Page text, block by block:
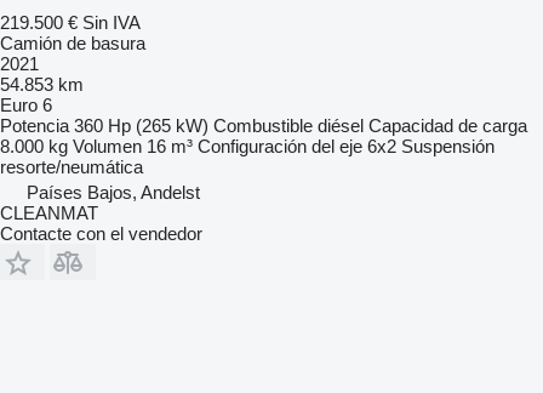
219.500 € Sin IVA
Camión de basura
2021
54.853 km
Euro 6
Potencia 360 Hp (265 kW) Combustible diésel Capacidad de carga
8.000 kg Volumen 16 m³ Configuración del eje 6x2 Suspensión
resorte/neumática
Países Bajos, Andelst
CLEANMAT
Contacte con el vendedor